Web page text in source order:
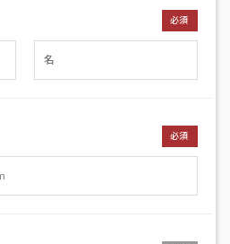
必須
必須